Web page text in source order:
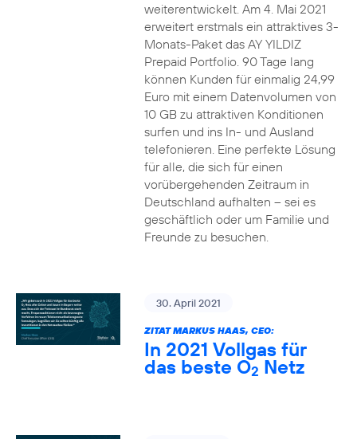
weiterentwickelt. Am 4. Mai 2021
erweitert erstmals ein attraktives 3-
Monats-Paket das AY YILDIZ
Prepaid Portfolio. 90 Tage lang
können Kunden für einmalig 24,99
Euro mit einem Datenvolumen von
10 GB zu attraktiven Konditionen
surfen und ins In- und Ausland
telefonieren. Eine perfekte Lösung
für alle, die sich für einen
vorübergehenden Zeitraum in
Deutschland aufhalten – sei es
geschäftlich oder um Familie und
Freunde zu besuchen.
30. April 2021
ZITAT MARKUS HAAS, CEO:
In 2021 Vollgas für
das beste O2 Netz